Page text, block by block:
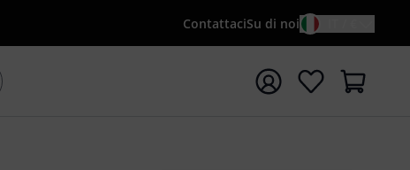
ContattaciSu di noi
la ricerca con il termine di ricerca {searchTerm}